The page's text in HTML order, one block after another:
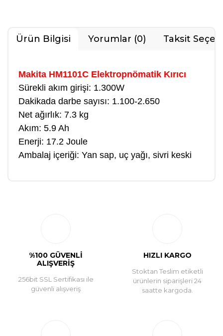
Ürün Bilgisi Yorumlar (0) Taksit
Makita HM1101C Elektropnömatik Kırıcı
Sürekli akım girişi: 1.300W
Dakikada darbe sayısı: 1.100-2.650
Net ağırlık: 7.3 kg
Akım: 5.9 Ah
Enerji: 17.2 Joule
Ambalaj içeriği: Yan sap, uç yağı, sivri keski
%100 GÜVENLİ
ALIŞVERİŞ
256bit SSL Sertifikası ile
güvenli alışveriş
HIZLI KARGO
Stoktan Teslim etiketli
ürünlerin siparişleri 24
saatte kargoda.